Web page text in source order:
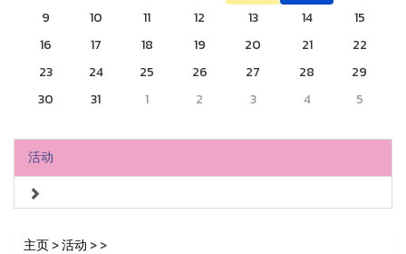
9
10 11 12 13 14
15
16
17 18 19 20 21
22
23
24 25 26 27 28
29
30
31 1 2 3 4 5
活动
主页>活动 >>